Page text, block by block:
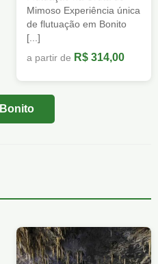
Mimoso Experiência única
de flutuação em Bonito
[...]
a partir de R$ 314,00